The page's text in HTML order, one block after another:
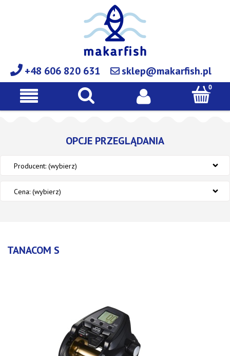
+48 606 820 631 sklep@makarfish.pl
OPCJE PRZEGLĄDANIA
Producent: (wybierz)
Cena: (wybierz)
TANACOM S